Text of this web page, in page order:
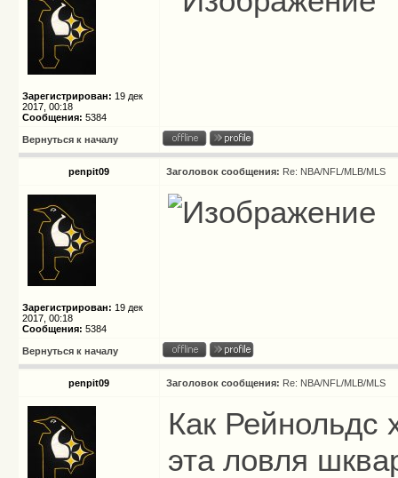
Зарегистрирован: 19 дек
2017, 00:18
Сообщения: 5384
Вернуться к началу
penpit09 Заголовок сообщения: Re: NBA/NFL/MLB/MLS
Зарегистрирован: 19 дек
2017, 00:18
Сообщения: 5384
Вернуться к началу
penpit09 Заголовок сообщения: Re: NBA/NFL/MLB/MLS
Как Рейнольдс
эта ловля